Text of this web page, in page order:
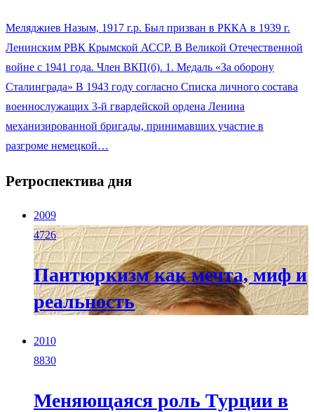
Меляджиев Назым, 1917 г.р. Был призван в РККА в 1939 г.
Ленинским РВК Крымской АССР. В Великой Отечественной
войне с 1941 года. Член ВКП(б). 1. Медаль «За оборону
Сталинграда» В 1943 году согласно Списка личного состава
военнослужащих 3-й гвардейской ордена Ленина
механизированной бригады, принимавших участие в
разгроме немецкой…
Ретроспектива дня
2009
4726
Пантюркизм как мечта, миф и
реальность
2010
8830
Меняющаяся роль Турции в